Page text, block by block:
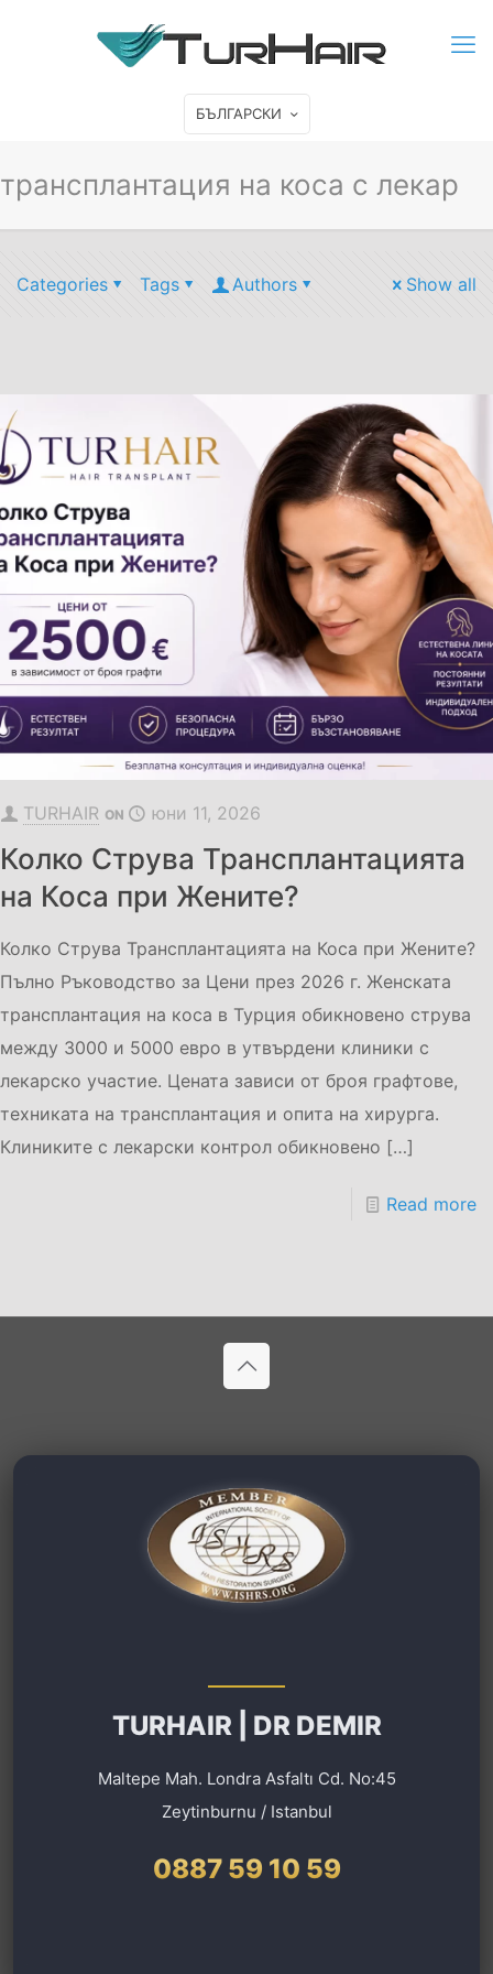
БЪЛГАРСКИ
трансплантация на коса с лекар
Categories Tags Authors Show all
TURHAIR ON юни 11, 2026
Колко Струва Трансплантацията
на Коса при Жените?
Колко Струва Трансплантацията на Коса при Жените?
Пълно Ръководство за Цени през 2026 г. Женската
трансплантация на коса в Турция обикновено струва
между 3000 и 5000 евро в утвърдени клиники с
лекарско участие. Цената зависи от броя графтове,
техниката на трансплантация и опита на хирурга.
Клиниките с лекарски контрол обикновено […]
Read more
TURHAIR | DR DEMIR
Maltepe Mah. Londra Asfaltı Cd. No:45
Zeytinburnu / Istanbul
0887 59 10 59